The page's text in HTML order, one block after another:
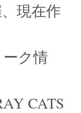
現在作
ク情
CATS